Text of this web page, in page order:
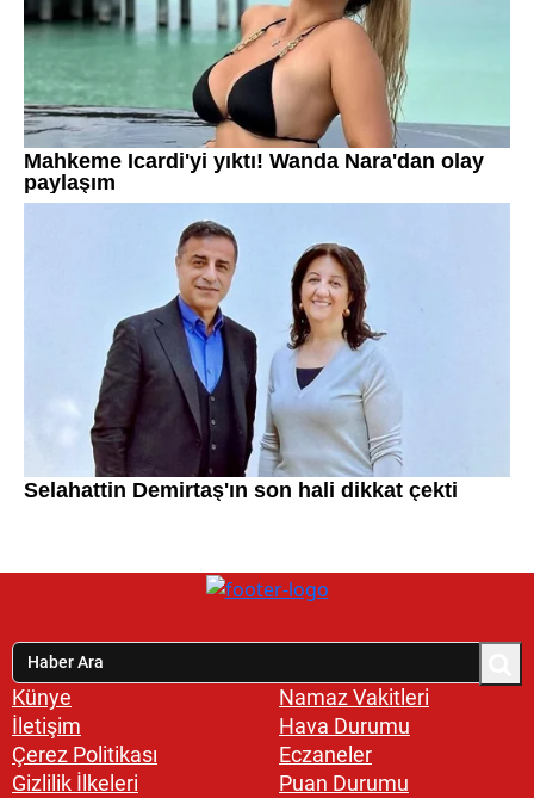
Künye
İletişim
Çerez Politikası
Gizlilik İlkeleri
Namaz Vakitleri
Hava Durumu
Eczaneler
Puan Durumu